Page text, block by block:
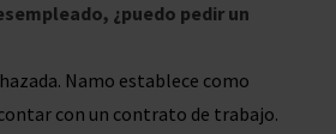
¿puedo pedir un
Namo establece como
con un contrato de trabajo.